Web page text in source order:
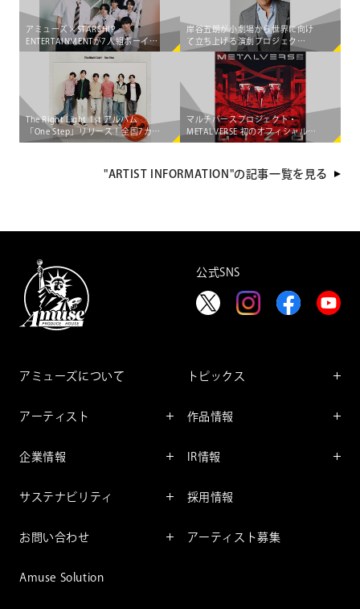
アミューズ×STARSHIP
ENTERTAINMENTが7人組ボーイズ
グループ「AEN」をマネジメント
する大型共同プロジェクト始動！
岸谷五朗が小劇場から世界に向け
て立ち上げる演劇プロジェク
ト"PRIME VINsTAGE"が始動！
The Right Light 1st アルバム
「One Step」リリース！全国7カ所
を巡る 初のライブツアー決定
マルチバースプロジェクト・
METALVERSE 初のオフィシャル配
信シングル＆MUSIC
に"出現"決定!!
"ARTIST INFORMATION"の記事一覧を見る
公式SNS
アミューズについて
アーティスト
企業情報
企業理念
サステナビリティ
アミューズのサステナビリテ
お問い合わせ
Amuse Solution
トピックス
レポート
作品情報
コミック
IR情報
IRマネージメント
採用情報
アーティスト募集